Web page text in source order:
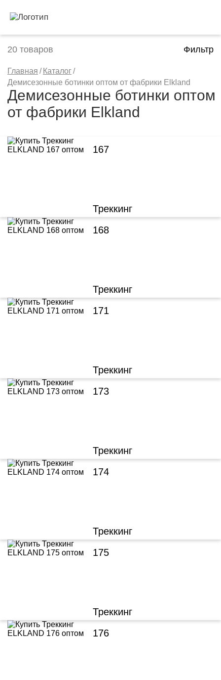
20 товаров Фильтр
Главная / Каталог/
Демисезонные ботинки оптом от фабрики Elkland
Демисезонные ботинки оптом
от фабрики Elkland
167
Треккинг
168
Треккинг
171
Треккинг
173
Треккинг
174
Треккинг
175
Треккинг
176